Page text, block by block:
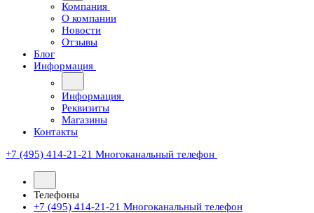
Компания
О компании
Новости
Отзывы
Блог
Информация
Информация
Реквизиты
Магазины
Контакты
+7 (495) 414-21-21 Многоканальный телефон
Телефоны
+7 (495) 414-21-21 Многоканальный телефон